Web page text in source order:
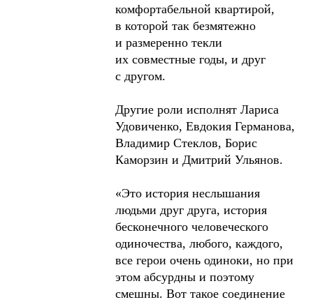
комфортабельной квартирой,
в которой так безмятежно
и размеренно текли
их совместные годы, и друг
с другом.
Другие роли исполнят Лариса
Удовиченко, Евдокия Германова,
Владимир Стеклов, Борис
Каморзин и Дмитрий Ульянов.
«Это история неслышания
людьми друг друга, история
бесконечного человеческого
одиночества, любого, каждого,
все герои очень одиноки, но при
этом абсурдны и поэтому
смешны. Вот такое соединение